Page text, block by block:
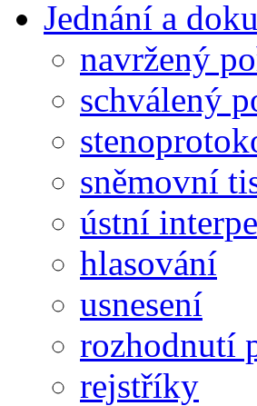
Jednání a
navržený
schválený
sněmovní
ústní
hlasování
usnesení
rozhodnutí
rejstříky